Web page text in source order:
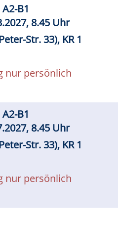
B1
8.45 Uhr
Str. 33), KR 1
nur persönlich
B1
8.45 Uhr
Str. 33), KR 1
nur persönlich